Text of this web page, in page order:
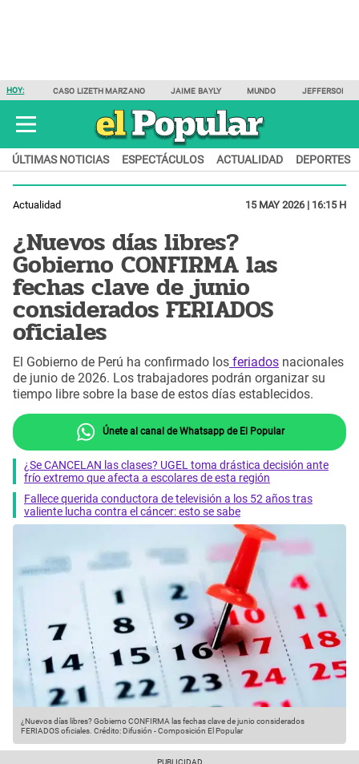
HOY: CASO LIZETH MARZANO JAIME BAYLY MUNDO JEFFERSON
ÚLTIMAS NOTICIAS ESPECTÁCULOS ACTUALIDAD DEPORTES
Actualidad 15 MAY 2026 | 16:15 H
¿Nuevos días libres?
Gobierno CONFIRMA las
fechas clave de junio
considerados FERIADOS
oficiales
El Gobierno de Perú ha confirmado los feriados nacionales
de junio de 2026. Los trabajadores podrán organizar su
tiempo libre sobre la base de estos días establecidos.
Únete al canal de Whatsapp de El Popular
¿Se CANCELAN las clases? UGEL toma drástica decisión ante
frío extremo que afecta a escolares de esta región
Fallece querida conductora de televisión a los 52 años tras
valiente lucha contra el cáncer: esto se sabe
¿Nuevos días libres? Gobierno CONFIRMA las fechas clave de junio considerados
FERIADOS oficiales. Crédito: Difusión - Composición El Popular